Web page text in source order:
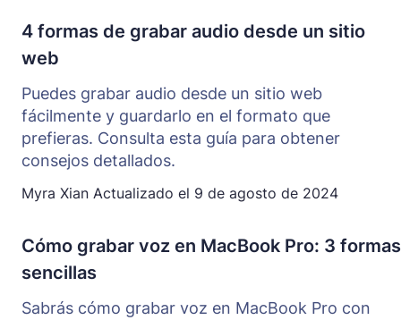
4 formas de grabar audio desde un sitio
web
Puedes grabar audio desde un sitio web
fácilmente y guardarlo en el formato que
prefieras. Consulta esta guía para obtener
consejos detallados.
Myra Xian Actualizado el 9 de agosto de 2024
Cómo grabar voz en MacBook Pro: 3 formas
sencillas
Sabrás cómo grabar voz en MacBook Pro con